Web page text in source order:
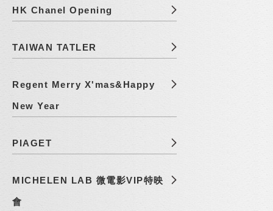
HK Chanel Opening
TAIWAN TATLER
Regent Merry X'mas&Happy
New Year
PIAGET
MICHELEN LAB 微電影VIP特映
會